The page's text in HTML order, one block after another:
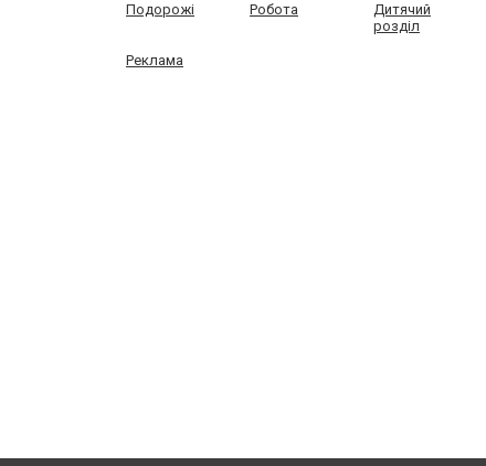
Подорожі Робота
Дитячий
розділ
Реклама